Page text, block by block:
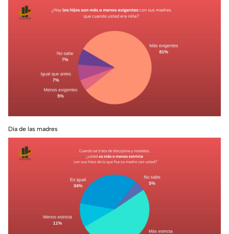
Día de las madres